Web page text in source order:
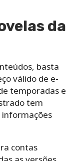
da
basta
válido de e-
temporadas e
tem
informações
contas